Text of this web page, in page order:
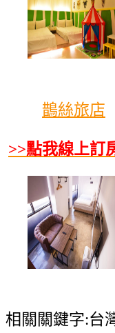
鵲絲旅店
>>點我線上訂
相關關鍵字:台